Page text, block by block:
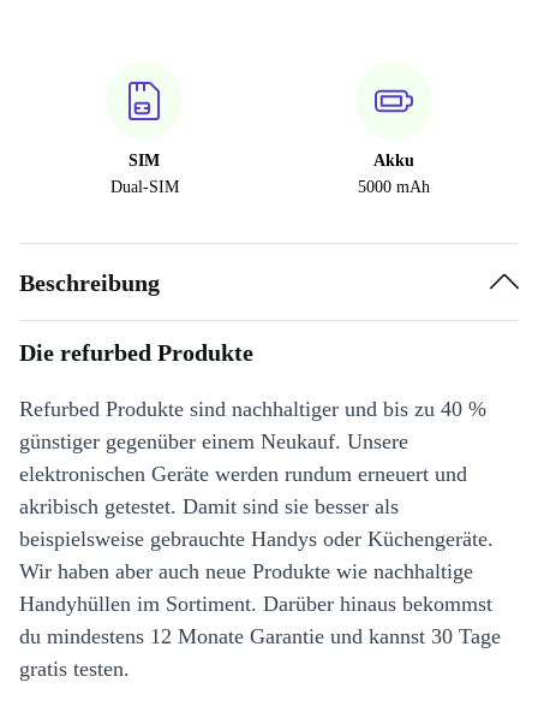
SIM
Dual-SIM
Akku
5000 mAh
Beschreibung
Die refurbed Produkte
Refurbed Produkte sind nachhaltiger und bis zu 40 %
günstiger gegenüber einem Neukauf. Unsere
elektronischen Geräte werden rundum erneuert und
akribisch getestet. Damit sind sie besser als
beispielsweise gebrauchte Handys oder Küchengeräte.
Wir haben aber auch neue Produkte wie nachhaltige
Handyhüllen im Sortiment. Darüber hinaus bekommst
du mindestens 12 Monate Garantie und kannst 30 Tage
gratis testen.